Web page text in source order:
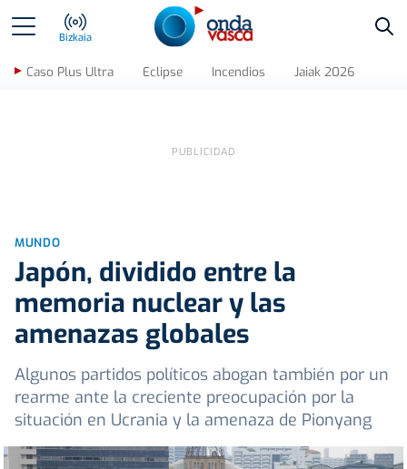
Bizkaia
Caso Plus Ultra Eclipse Incendios Jaiak 2026
MUNDO
Japón, dividido entre la
memoria nuclear y las
amenazas globales
Algunos partidos políticos abogan también por un
rearme ante la creciente preocupación por la
situación en Ucrania y la amenaza de Pionyang